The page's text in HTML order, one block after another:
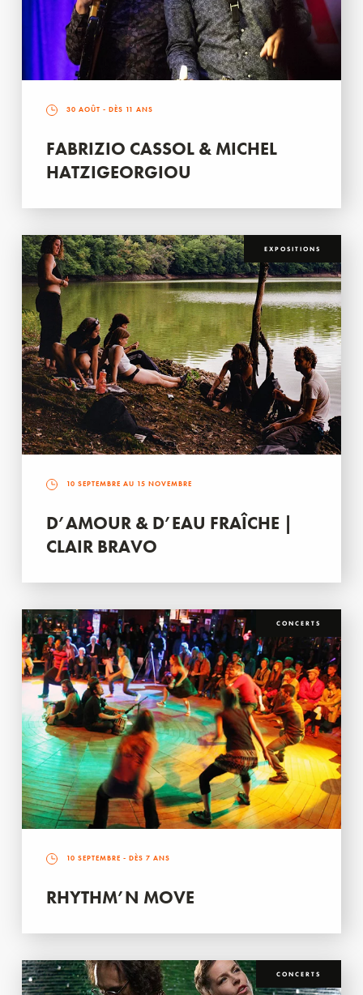
30 AOÛT - DÈS 11 ANS
FABRIZIO CASSOL & MICHEL
HATZIGEORGIOU
EXPOSITIONS
10 SEPTEMBRE AU 15 NOVEMBRE
D’AMOUR & D’EAU FRAÎCHE |
CLAIR BRAVO
CONCERTS
10 SEPTEMBRE - DÈS 7 ANS
RHYTHM’N MOVE
CONCERTS